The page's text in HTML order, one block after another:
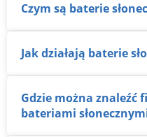
Czym są baterie
Jak działają baterie
Gdzie można znaleźć firmy zajmujące się
bateriami